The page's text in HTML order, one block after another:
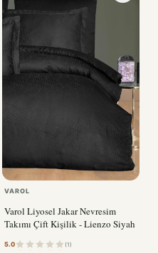
VAROL
Varol Liyosel Jakar Nevresim
Takımı Çift Kişilik - Lienzo Siyah
5.0 (1)